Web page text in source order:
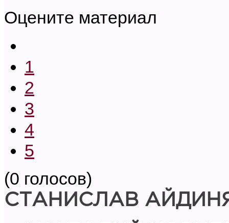
Оцените материал
1
2
3
4
5
(0 голосов)
СТАНИСЛАВ